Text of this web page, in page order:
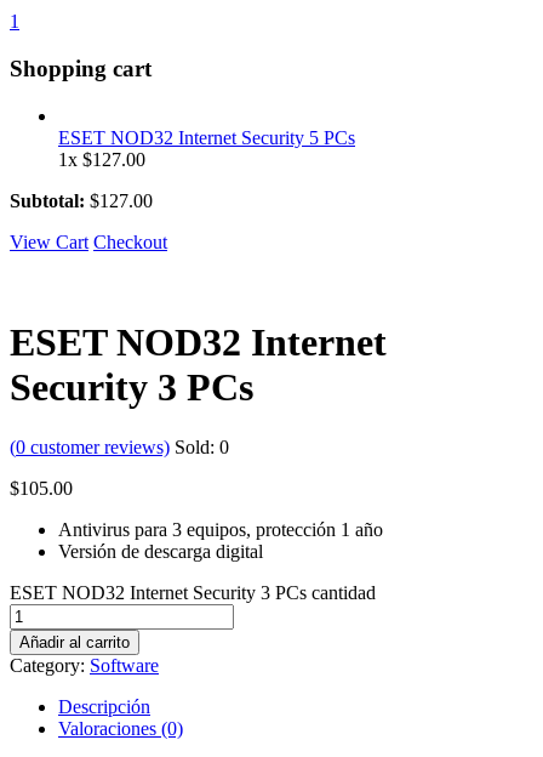
1
Shopping cart
ESET NOD32 Internet Security 5 PCs
1x $127.00
Subtotal: $127.00
View Cart Checkout
ESET NOD32 Internet
Security 3 PCs
(0 customer reviews) Sold: 0
$105.00
Antivirus para 3 equipos, protección 1 año
Versión de descarga digital
ESET NOD32 Internet Security 3 PCs cantidad
Añadir al carrito
Category: Software
Descripción
Valoraciones (0)